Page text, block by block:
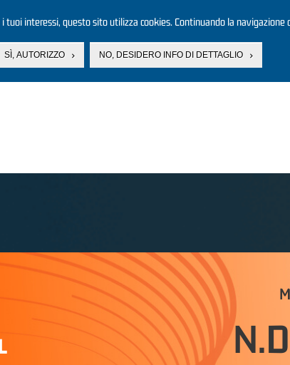
interessi, questo sito utilizza cookies. Continuando la navigazione
SÌ, AUTORIZZO NO, DESIDERO INFO DI DETTAGLIO
N.D